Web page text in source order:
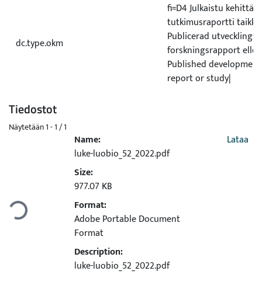
dc.type.okm
fi=D4 Julkaistu
tutkimusraportti taikka
Publicerad utvecklings
forskningsrapport
Published
report or study|
Tiedostot
Näytetään1 - 1 / 1
Ladataan...
Name:
luke-luobio_52_2022.pdf
Size:
977.07 KB
Format:
Adobe Portable Document
Format
Description:
luke-luobio_52_2022.pdf
Lataa